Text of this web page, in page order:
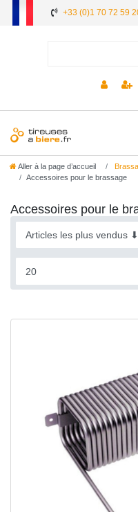
+33 (0)1 70 72 59
Aller à la page d’accueil
Accessoires pour le brassage
Accessoires pour le